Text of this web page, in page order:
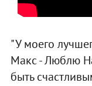
"У моего
Макс - Люблю
быть